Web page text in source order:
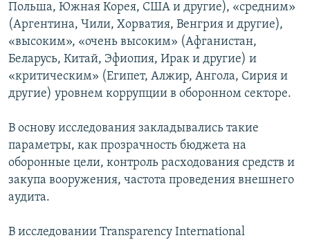
Польша, Южная Корея, США и другие), «средним»
(Аргентина, Чили, Хорватия, Венгрия и другие),
«высоким», «очень высоким» (Афганистан,
Беларусь, Китай, Эфиопия, Ирак и другие) и
«критическим» (Египет, Алжир, Ангола, Сирия и
другие) уровнем коррупции в оборонном секторе.
В основу исследования закладывались такие
параметры, как прозрачность бюджета на
оборонные цели, контроль расходования средств и
закупа вооружения, частота проведения внешнего
аудита.
В исследовании Transparency International